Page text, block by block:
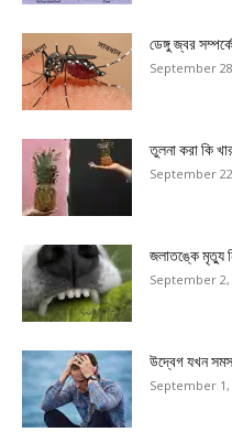
ডেঙ্গু জ্বর
September
তুলনা করা কি
September
জলাতঙ্কে মৃত্যু
September 2,
উদ্বেগ যখন
September 1,